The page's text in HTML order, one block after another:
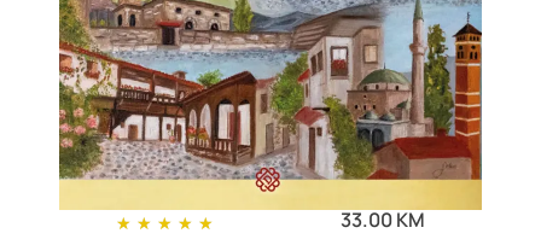
★ ★ ★ ★ ★ 33.00 KM